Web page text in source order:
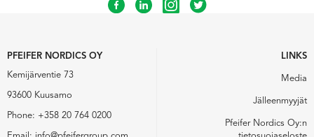
PFEIFER NORDICS OY
Kemijärventie 73
93600 Kuusamo
Phone: +358 20 764 0200
LINKS
Media
Jälleenmyyjät
Pfeifer Nordics Oy:n